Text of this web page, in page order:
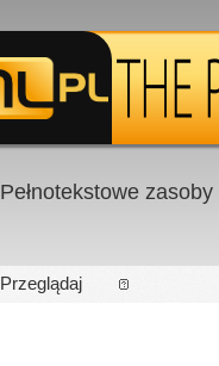
Pełnotekstowe
Przeglądaj